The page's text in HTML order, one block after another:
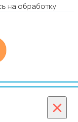
на обработку
×